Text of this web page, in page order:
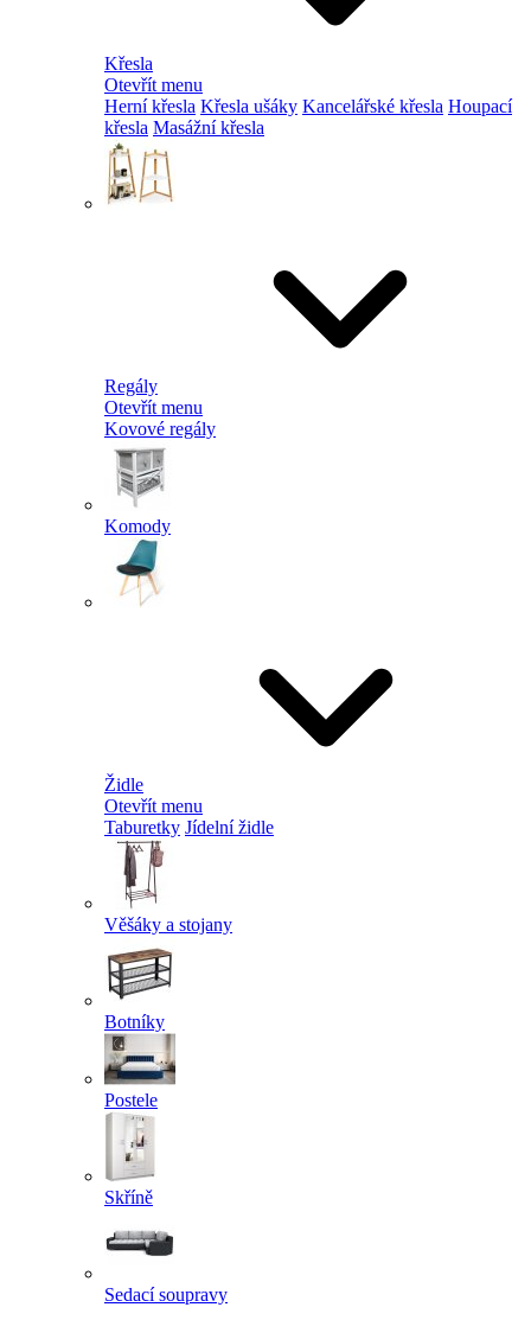
Křesla
Otevřít menu
Herní křesla Křesla ušáky Kancelářské křesla Houpací
křesla Masážní křesla
Regály
Otevřít menu
Kovové regály
Komody
Židle
Otevřít menu
Taburetky Jídelní židle
Věšáky a stojany
Botníky
Postele
Skříně
Sedací soupravy